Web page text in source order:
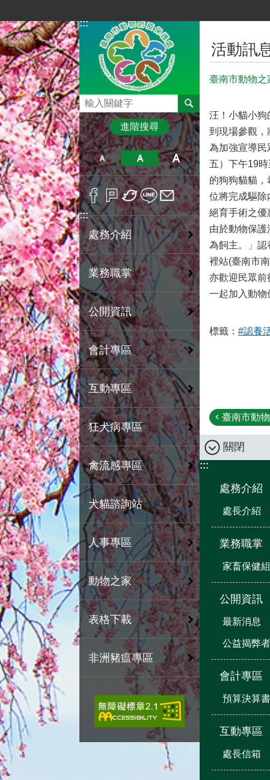
:::
搜尋
進階搜尋
:::
處務介紹
業務職掌
公開資訊
會計專區
互動專區
狂犬病專區
禽流感專區
犬貓諮詢站
人事專區
動物之家
表格下載
非洲豬瘟專區
:::
活動訊
臺南市動物之
汪！小貓小狗
到現場參觀，
為加強宣導民
五）下午19
的狗狗貓貓
位將完成驅除
絕育手術之優
由於動物保
為飼主。」認
裡站(臺南市
亦歡迎民眾前
一起加入動物
標籤： #認養
臺南市動
關閉
:::
處務介紹
處長介紹
業務職掌
家畜保健組
公開資訊
最新消息
公益揭弊
會計專區
預算決算書
互動專區
處長信箱